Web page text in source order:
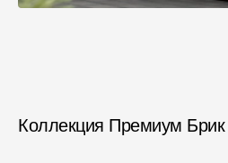
Коллекция Премиум